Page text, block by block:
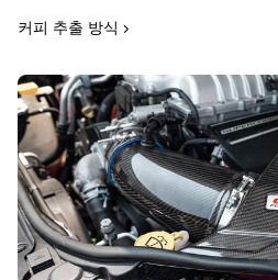
커피 추출 방식